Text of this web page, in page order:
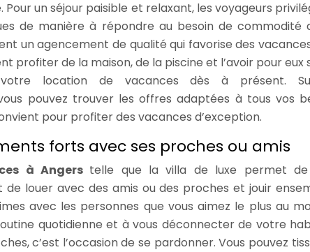
un séjour paisible et relaxant, les voyageurs
de manière à répondre au besoin de commodité
un agencement de qualité qui favorise des
profiter de la maison, de la piscine et l’avoir pour eux
location de vacances dès à présent.
pouvez trouver les offres adaptées à tous vos
pour profiter des vacances d’exception.
forts avec ses proches ou amis
à Angers telle que la villa de luxe permet de
de louer avec des amis ou des proches et jouir
avec les personnes que vous aimez le plus au
quotidienne et à vous déconnecter de votre
c’est l’occasion de se pardonner. Vous pouvez